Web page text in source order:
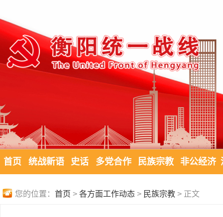
首页 统战新语 史话 多党合作 民族宗教 非公经济
您的位置： 首页 > 各方面工作动态 > 民族宗教 > 正文